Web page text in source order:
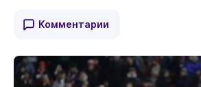
Комментарии